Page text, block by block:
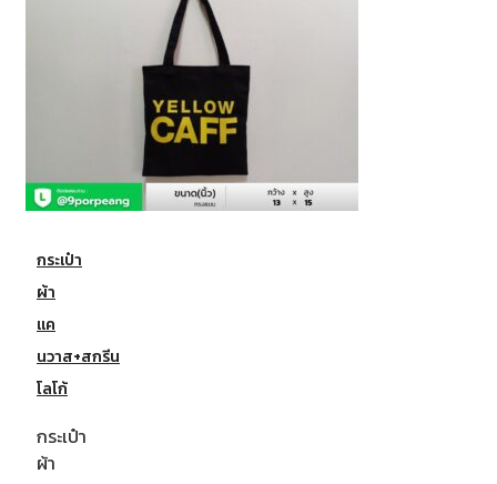
กระเป๋า
ผ้า
แค
นวาส+สกรีน
โลโก้
กระเป๋า
ผ้า